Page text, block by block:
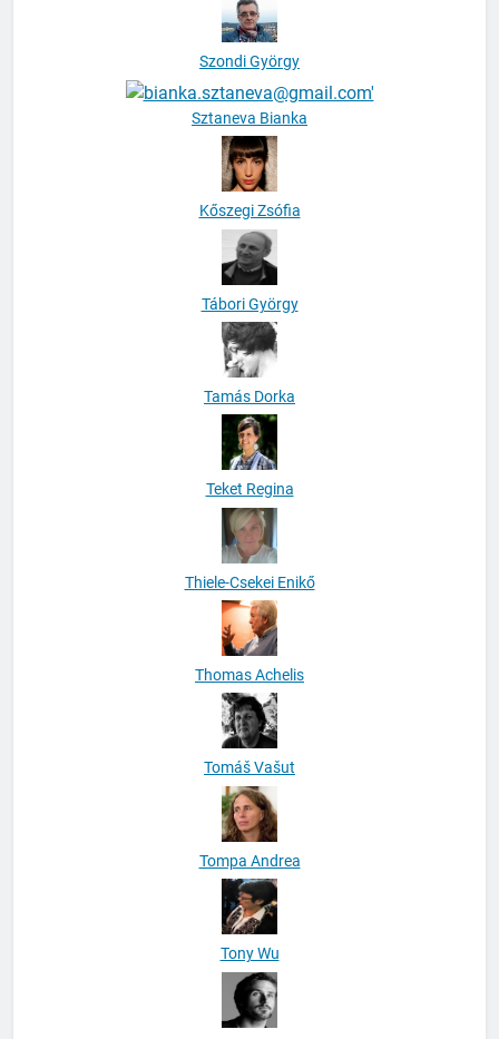
Szondi György
Sztaneva Bianka
Kőszegi Zsófia
Tábori György
Tamás Dorka
Teket Regina
Thiele-Csekei Enikő
Thomas Achelis
Tomáš Vašut
Tompa Andrea
Tony Wu